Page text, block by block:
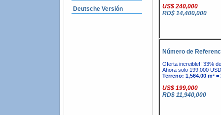
Deutsche Versión
US$ 240,000
RD$ 14,400,000
Número de
Oferta increible!! 33%
Ahora solo 199,000 USD
Terreno: 1,564.00 m²
US$ 199,000
RD$ 11,940,000